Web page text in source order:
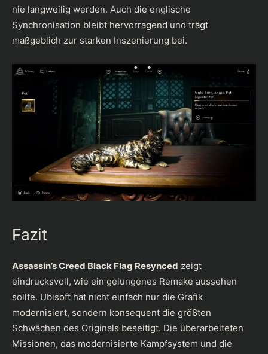
nie langweilig werden. Auch die englische
Synchronisation bleibt hervorragend und trägt
maßgeblich zur starken Inszenierung bei.
Fazit
Assassin’s Creed Black Flag Resynced zeigt
eindrucksvoll, wie ein gelungenes Remake aussehen
sollte. Ubisoft hat nicht einfach nur die Grafik
modernisiert, sondern konsequent die größten
Schwächen des Originals beseitigt. Die überarbeiteten
Missionen, das modernisierte Kampfsystem und die